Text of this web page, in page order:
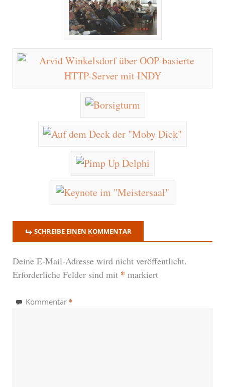
SCHREIBE EINEN KOMMENTAR
Deine E-Mail-Adresse wird nicht veröffentlicht.
Erforderliche Felder sind mit * markiert
Kommentar *